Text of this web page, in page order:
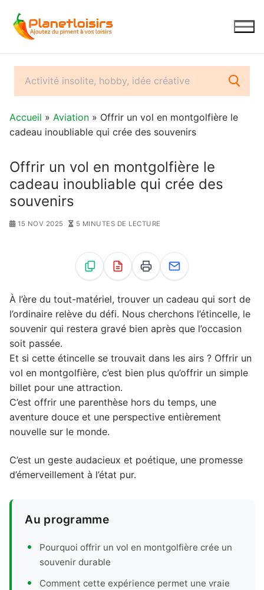
contenu
Accueil » Aviation » Offrir un vol en montgolfière le
cadeau inoubliable qui crée des souvenirs
Offrir un vol en montgolfière le
cadeau inoubliable qui crée des
souvenirs
15 NOV 2025 5 MINUTES DE LECTURE
À l’ère du tout-matériel, trouver un cadeau qui sort de
l’ordinaire relève du défi. Nous cherchons l’étincelle, le
souvenir qui restera gravé bien après que l’occasion
soit passée.
Et si cette étincelle se trouvait dans les airs ? Offrir un
vol en montgolfière, c’est bien plus qu’offrir un simple
billet pour une attraction.
C’est offrir une parenthèse hors du temps, une
aventure douce et une perspective entièrement
nouvelle sur le monde.
C’est un geste audacieux et poétique, une promesse
d’émerveillement à l’état pur.
Au programme
Pourquoi offrir un vol en montgolfière crée un
souvenir durable
Comment cette expérience permet une vraie